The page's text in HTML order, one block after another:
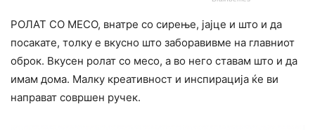
РОЛАТ СО МЕСО, внатре со сирење, јајце и што и да
посакате, толку е вкусно што заборавивме на главниот
оброк. Вкусен ролат со месо, а во него ставам што и да
имам дома. Малку креативност и инспирација ќе ви
направат совршен ручек.